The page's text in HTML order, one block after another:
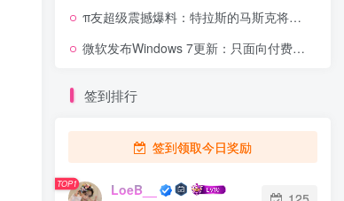
π友超级震撼爆料：特拉斯的马斯克将投资pi币？马斯克诡异的笑脸背后pi币的故事！
微软发布Windows 7更新：只面向付费用户
签到排行
签到领取今日奖励
TOP1 LoeB__